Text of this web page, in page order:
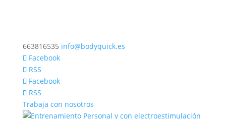
663816535 info@bodyquick.es
Facebook
RSS
Facebook
RSS
Trabaja con nosotros